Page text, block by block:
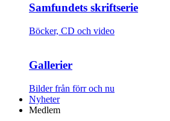
Samfundets skriftserie
Böcker, CD och video
Gallerier
Bilder från förr och nu
Nyheter
Medlem